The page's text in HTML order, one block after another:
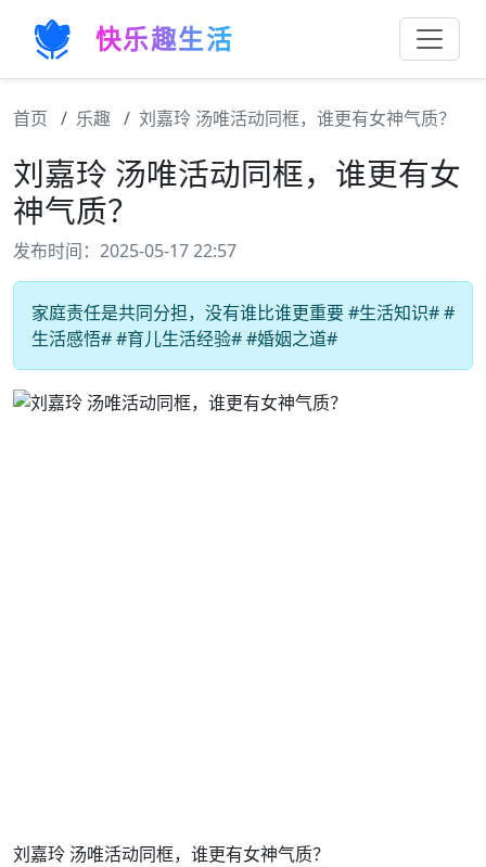
快乐趣生活
首页 乐趣 刘嘉玲 汤唯活动同框，谁更有女神气质？
刘嘉玲 汤唯活动同框，谁更有女
神气质？
发布时间：2025-05-17 22:57
家庭责任是共同分担，没有谁比谁更重要 #生活知识# #
生活感悟# #育儿生活经验# #婚姻之道#
刘嘉玲 汤唯活动同框，谁更有女神气质？